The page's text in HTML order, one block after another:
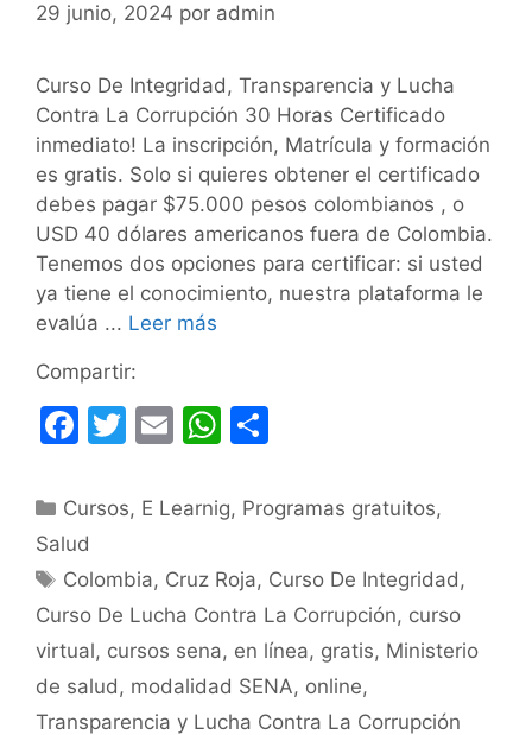
29 junio, 2024 por admin
Curso De Integridad, Transparencia y Lucha
Contra La Corrupción 30 Horas Certificado
inmediato! La inscripción, Matrícula y formación
es gratis. Solo si quieres obtener el certificado
debes pagar $75.000 pesos colombianos , o
USD 40 dólares americanos fuera de Colombia.
Tenemos dos opciones para certificar: si usted
ya tiene el conocimiento, nuestra plataforma le
evalúa ... Leer más
Compartir:
F
c
e
b
o
o
k
T
itt
E
ai
W
at
A
p
p
m
ar
tir
Categorías
Cursos, E Learnig, Programas gratuitos,
Salud
Etiquetas
Colombia, Cruz Roja, Curso De Integridad ,
Curso De Lucha Contra La Corrupción, curso
virtual, cursos sena, en línea, gratis, Ministerio
de salud , modalidad SENA, online,
Transparencia y Lucha Contra La Corrupción